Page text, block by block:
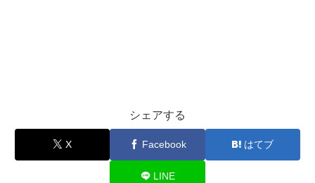
シェアする
X Facebook はてブ
LINE